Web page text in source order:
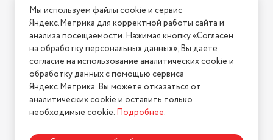
Информация
Условия оплаты
Условия доставки
Условия возврата
Нашли ошибку на сайте?Напишите нам
2026 © Интернет-магазин "АстМаркет". У нас есть всё!
Мы используем файлы cookie и сервис
Яндекс.Метрика для корректной работы сайта и
анализа посещаемости. Нажимая кнопку «Согласен
на обработку персональных данных», Вы даете
согласие на использование аналитических cookie и
обработку данных с помощью сервиса
Яндекс.Метрика. Вы можете отказаться от
аналитических cookie и оставить только
необходимые cookie.Подробнее.